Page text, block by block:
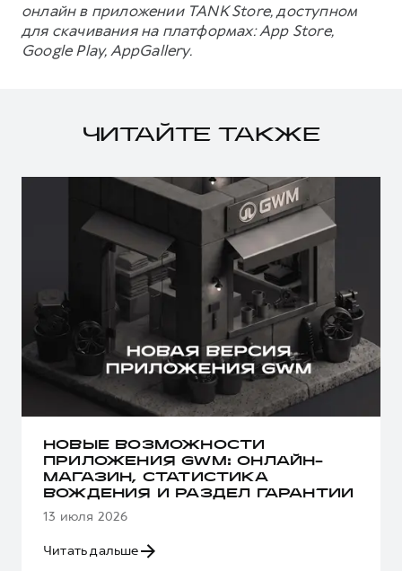
онлайн в приложении TANK Store, доступном
для скачивания на платформах: App Store,
Google Play, AppGallery.
ЧИТАЙТЕ ТАКЖЕ
НОВЫЕ ВОЗМОЖНОСТИ
ПРИЛОЖЕНИЯ GWM: ОНЛАЙН-
МАГАЗИН, СТАТИСТИКА
ВОЖДЕНИЯ И РАЗДЕЛ ГАРАНТИИ
13 июля 2026
Читать дальше